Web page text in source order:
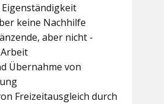
keine Nachhilfe
aber nicht -
Übernahme von
Freizeitausgleich durch